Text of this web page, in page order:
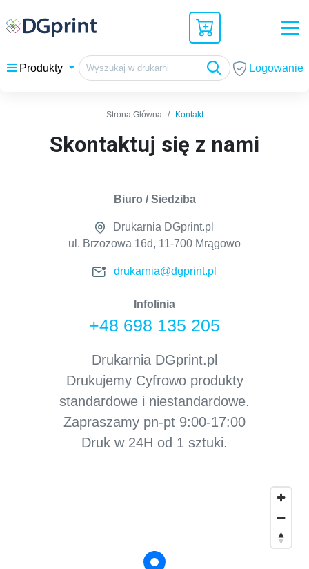
Produkty Logowanie
Strona Główna Kontakt
Skontaktuj się z nami
Biuro / Siedziba
Drukarnia DGprint.pl
ul. Brzozowa 16d, 11-700 Mrągowo
drukarnia@dgprint.pl
Infolinia
+48 698 135 205
Drukarnia DGprint.pl
Drukujemy Cyfrowo produkty
standardowe i niestandardowe.
Zapraszamy pn-pt 9:00-17:00
Druk w 24H od 1 sztuki.